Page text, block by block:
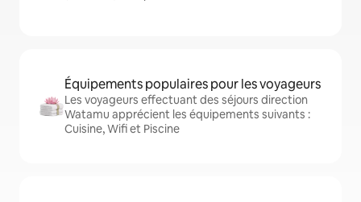
Équipements populaires pour les voyageurs
Les voyageurs effectuant des séjours direction
Watamu apprécient les équipements suivants :
Cuisine, Wifi et Piscine